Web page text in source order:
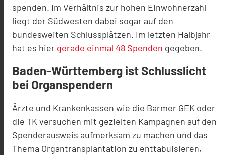
spenden. Im Verhältnis zur hohen Einwohnerzahl
liegt der Südwesten dabei sogar auf den
bundesweiten Schlussplätzen. Im letzten Halbjahr
hat es hier gerade einmal 48 Spenden gegeben.
Baden-Württemberg ist Schlusslicht
bei Organspendern
Ärzte und Krankenkassen wie die Barmer GEK oder
die TK versuchen mit gezielten Kampagnen auf den
Spenderausweis aufmerksam zu machen und das
Thema Organtransplantation zu enttabuisieren,